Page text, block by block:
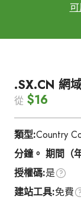
.SX.CN 網
從 $16
類型:Country
分鐘。 期間（
授權碼:是
建站工具:免費